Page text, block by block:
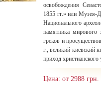
освобождения
1855 гг.» или
Национального
памятника мирового
греков и
г., великий киевский
приход
Цена: от 2988 грн.